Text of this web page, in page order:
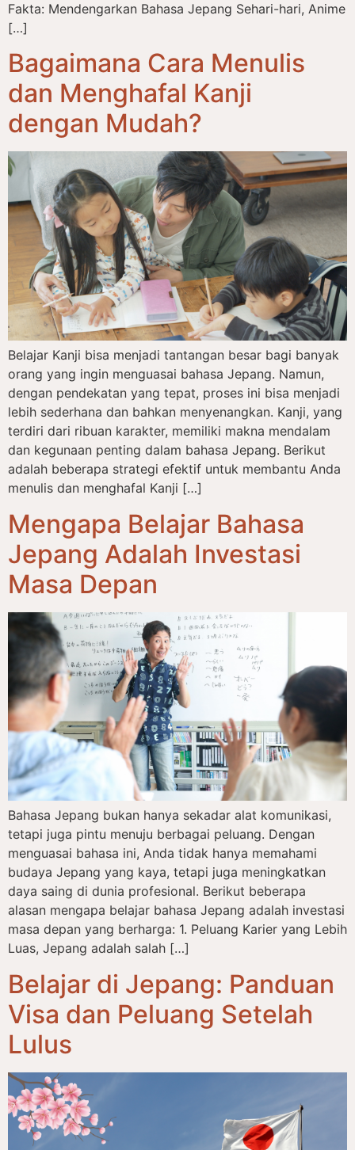
Fakta: Mendengarkan Bahasa Jepang Sehari-hari, Anime
[…]
Bagaimana Cara Menulis
dan Menghafal Kanji
dengan Mudah?
Belajar Kanji bisa menjadi tantangan besar bagi banyak
orang yang ingin menguasai bahasa Jepang. Namun,
dengan pendekatan yang tepat, proses ini bisa menjadi
lebih sederhana dan bahkan menyenangkan. Kanji, yang
terdiri dari ribuan karakter, memiliki makna mendalam
dan kegunaan penting dalam bahasa Jepang. Berikut
adalah beberapa strategi efektif untuk membantu Anda
menulis dan menghafal Kanji […]
Mengapa Belajar Bahasa
Jepang Adalah Investasi
Masa Depan
Bahasa Jepang bukan hanya sekadar alat komunikasi,
tetapi juga pintu menuju berbagai peluang. Dengan
menguasai bahasa ini, Anda tidak hanya memahami
budaya Jepang yang kaya, tetapi juga meningkatkan
daya saing di dunia profesional. Berikut beberapa
alasan mengapa belajar bahasa Jepang adalah investasi
masa depan yang berharga: 1. Peluang Karier yang Lebih
Luas, Jepang adalah salah […]
Belajar di Jepang: Panduan
Visa dan Peluang Setelah
Lulus